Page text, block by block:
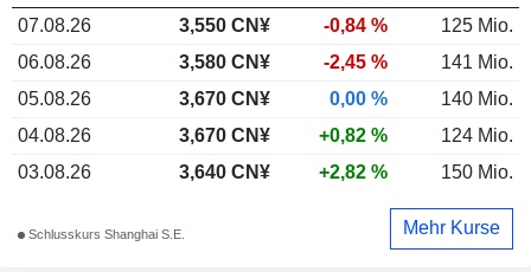
07.08.26
3,550 CN¥ -0,84 %
125 Mio.
06.08.26
3,580 CN¥ -2,45 %
141 Mio.
05.08.26
3,670 CN¥ 0,00 %
140 Mio.
04.08.26
3,670 CN¥ +0,82 %
124 Mio.
03.08.26
3,640 CN¥ +2,82 % 150 Mio.
Schlusskurs Shanghai S.E. Mehr Kurse